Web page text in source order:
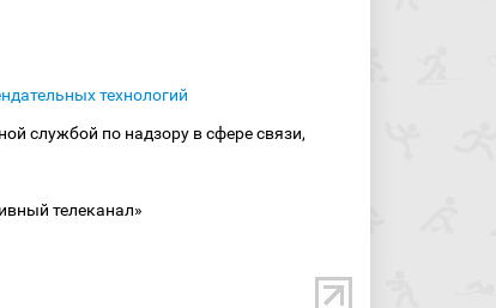
технологий
службой по надзору в сфере связи,
телеканал»